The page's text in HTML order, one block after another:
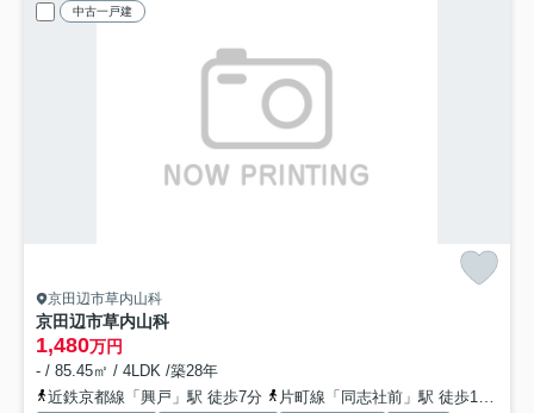
中古一戸建
京田辺市草内山科
京田辺市草内山科
1,480万円
- / 85.45㎡ / 4LDK /築28年
近鉄京都線「興戸」駅 徒歩7分
片町線「同志社前」駅 徒歩11分